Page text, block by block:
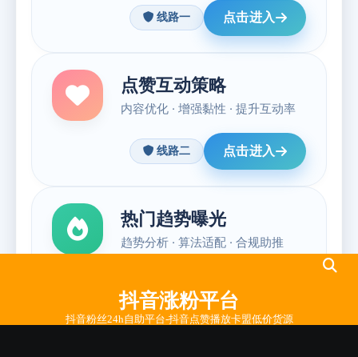
抖音涨粉平台
抖音粉丝24h自助平台-抖音点赞播放卡盟低价货源